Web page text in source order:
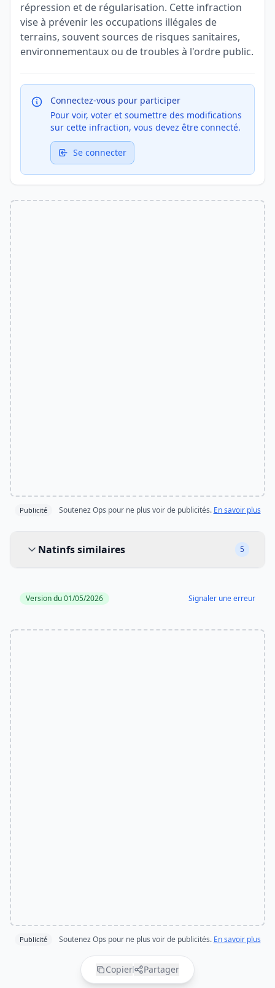
répression et de régularisation. Cette infraction
vise à prévenir les occupations illégales de
terrains, souvent sources de risques sanitaires,
environnementaux ou de troubles à l'ordre public.
Connectez-vous pour participer
Pour voir, voter et soumettre des modifications
sur cette infraction, vous devez être connecté.
Se connecter
Publicité Soutenez Ops pour ne plus voir de publicités. En savoir plus
Natinfs similaires
5
Version du 01/05/2026 Signaler une erreur
Publicité Soutenez Ops pour ne plus voir de publicités. En savoir plus
Copier Partager